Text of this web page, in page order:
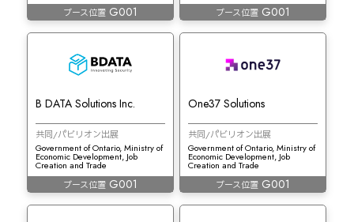
ブース位置G001 ブース位置G001
B DATA Solutions Inc.
共同/パビリオン出展
Government of Ontario, Ministry of
Economic Development, Job
Creation and Trade
ブース位置G001
One37 Solutions
共同/パビリオン出展
Government of Ontario, Ministry of
Economic Development, Job
Creation and Trade
ブース位置G001